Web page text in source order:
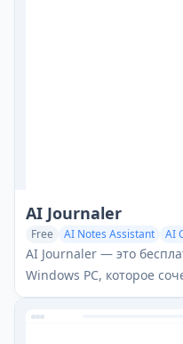
AI Journaler
Free AI Notes Assistant AI
AI Journaler — это
Windows PC, которое
дневника с
поддерживаемыми ИИ,